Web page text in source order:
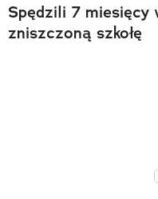
Spędzili 7 miesięcy
zniszczoną szkołę